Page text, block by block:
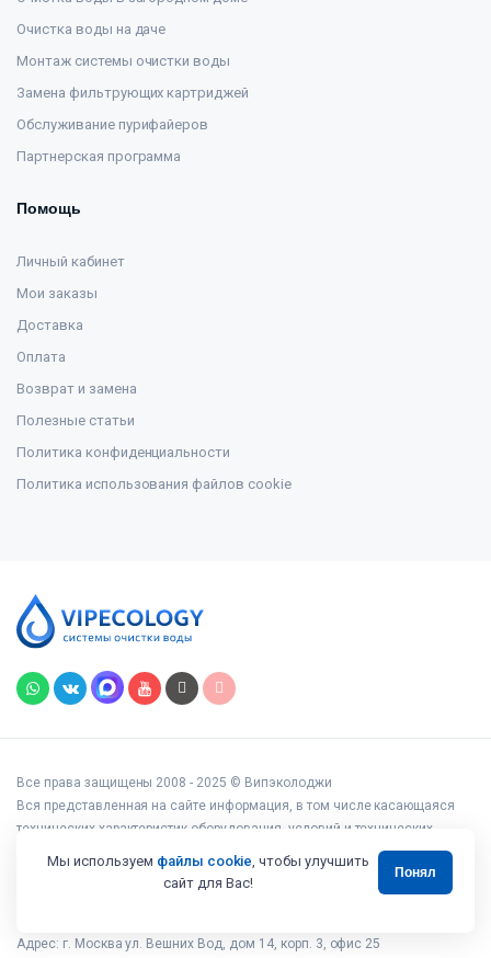
Очистка воды на даче
Монтаж системы очистки воды
Замена фильтрующих картриджей
Обслуживание пурифайеров
Партнерская программа
Помощь
Личный кабинет
Мои заказы
Доставка
Оплата
Возврат и замена
Полезные статьи
Политика конфиденциальности
Политика использования файлов cookie
Все права защищены 2008 - 2025 © Випэколоджи
Вся представленная на сайте информация, в том числе касающаяся
технических характеристик оборудования, условий и технических
возможностей подключения, наличия на складе, стоимости товаров и
услуг, носит информационный характер и ни при каких условиях не
является публичной офертой, определяемой положениями статьи 437
Адрес: г. Москва ул. Вешних Вод, дом 14, корп. 3, офис 25
Мы используем файлы cookie, чтобы улучшить
сайт для Вас!
Понял